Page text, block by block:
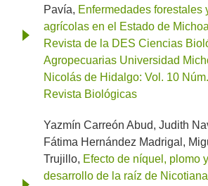
Pavía, Enfermedades forestales
agrícolas en el Estado de
Revista de la DES Ciencias
Agropecuarias Universidad
Nicolás de Hidalgo: Vol. 10
Revista Biológicas
Yazmín Carreón Abud, Judith
Fátima Hernández Madrigal,
Trujillo, Efecto de níquel, plomo
desarrollo de la raíz de